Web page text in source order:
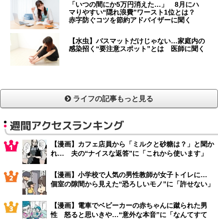
「いつの間にか5万円消えた…」 8月にハ
マりやすい“隠れ浪費”ワースト1位とは？
赤字防ぐコツを節約アドバイザーに聞く
【水虫】バスマットだけじゃない…家庭内の
感染招く“要注意スポット”とは 医師に聞く
ライフの記事もっと見る
週間アクセスランキング
【漫画】カフェ店員から「ミルクと砂糖は？」と聞か
れ… 夫の“ナイスな返答”に「これから使います」
【漫画】小学校で人気の男性教師が女子トイレに…
個室の隙間から見えた“恐ろしいモノ”に「許せない」
【漫画】電車でベビーカーの赤ちゃんに蹴られた男
性 怒ると思いきや…“意外な本音”に「なんてすて